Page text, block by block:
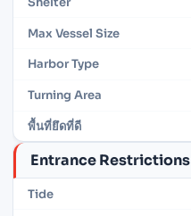
Max Vessel Size
Harbor Type
Turning Area
พื้นที่ยึดที่ดี
Entrance Restrictions
Tide